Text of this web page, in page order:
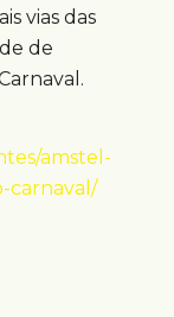
vias das
de
amstel-
carnaval/